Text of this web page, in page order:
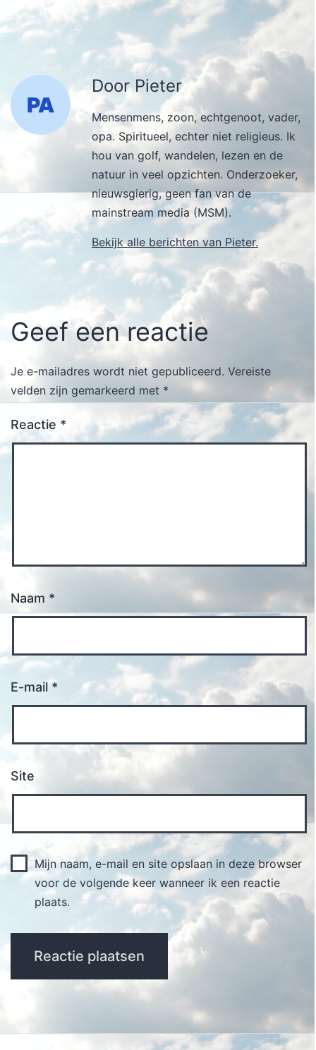
Door Pieter
Mensenmens, zoon, echtgenoot, vader,
opa. Spiritueel, echter niet religieus. Ik
hou van golf, wandelen, lezen en de
natuur in veel opzichten. Onderzoeker,
nieuwsgierig, geen fan van de
mainstream media (MSM).
Bekijk alle berichten van Pieter.
Geef een reactie
Je e-mailadres wordt niet gepubliceerd. Vereiste
velden zijn gemarkeerd met *
Reactie *
Naam *
E-mail*
Site
Mijn naam, e-mail en site opslaan in deze browser
voor de volgende keer wanneer ik een reactie
plaats.